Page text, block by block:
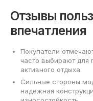
Отзывы
впечатления
Покупатели
часто выбирают для
активного отдыха.
Сильные стороны
надежная